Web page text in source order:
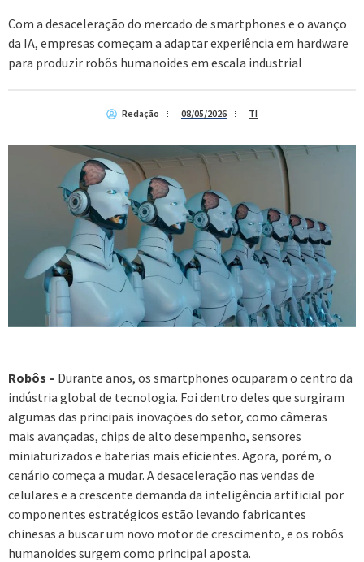
Com a desaceleração do mercado de smartphones e o avanço
da IA, empresas começam a adaptar experiência em hardware
para produzir robôs humanoides em escala industrial
Redação 08/05/2026 TI
Robôs – Durante anos, os smartphones ocuparam o centro da
indústria global de tecnologia. Foi dentro deles que surgiram
algumas das principais inovações do setor, como câmeras
mais avançadas, chips de alto desempenho, sensores
miniaturizados e baterias mais eficientes. Agora, porém, o
cenário começa a mudar. A desaceleração nas vendas de
celulares e a crescente demanda da inteligência artificial por
componentes estratégicos estão levando fabricantes
chinesas a buscar um novo motor de crescimento, e os robôs
humanoides surgem como principal aposta.